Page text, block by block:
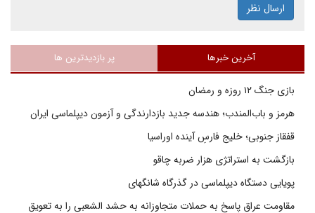
ارسال نظر
آخرین خبرها پر بازدیدترین ها
بازی جنگ ۱۲ روزه و رمضان
هرمز و باب‌المندب؛ هندسه جدید بازدارندگی و آزمون دیپلماسی ایران
قفقاز جنوبی؛ خلیج فارسِ آینده اوراسیا
بازگشت به استراتژی هزار ضربه چاقو
پویایی دستگاه دیپلماسی در گذرگاه شانگهای
مقاومت عراق پاسخ به حملات متجاوزانه به حشد الشعبی را به تعویق